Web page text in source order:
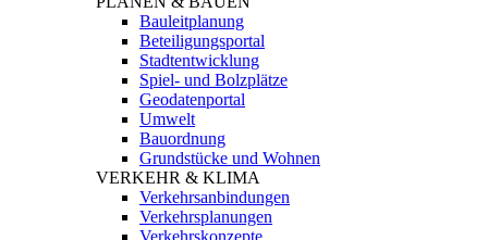
Bauleitplanung
Beteiligungsportal
Stadtentwicklung
Spiel- und Bolzplätze
Geodatenportal
Umwelt
Bauordnung
Grundstücke und Wohnen
VERKEHR & KLIMA
Verkehrsanbindungen
Verkehrsplanungen